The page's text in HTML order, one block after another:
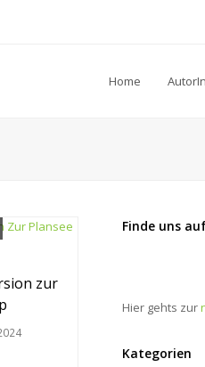
Home
zur
Finde uns
Hier gehts zur
Kategorien